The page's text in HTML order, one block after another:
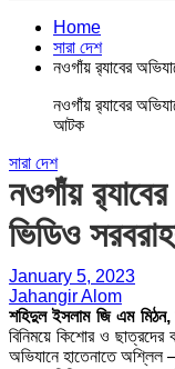
Home
সারা দেশ
নওগাঁয় র‌্যাবের
নওগাঁয় র‌্যাবের
আটক
সারা দেশ
নওগাঁয়
ভিডিও
January 5, 2023
Jahangir Alom
শহিদুল ইসলাম জি এম মিঠন,
বিনিময়ে কিশোর ও ছাত্রদের
অভিযানে হাতেনাতে অশ্লিল